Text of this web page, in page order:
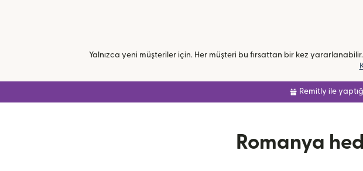
Yalnızca yeni müşteriler için. Her müşteri bu fırsattan bir kez
Remitly ile
Romanya